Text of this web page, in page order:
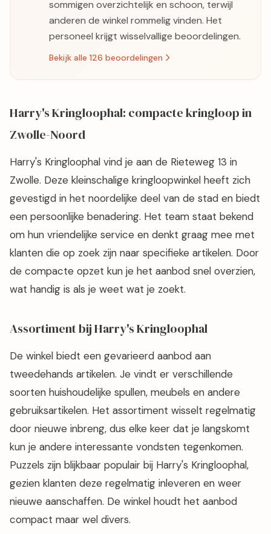
sommigen overzichtelijk en schoon, terwijl
anderen de winkel rommelig vinden. Het
personeel krijgt wisselvallige beoordelingen.
Bekijk alle 126 beoordelingen
Harry's Kringloophal: compacte kringloop in
Zwolle-Noord
Harry's Kringloophal vind je aan de Rieteweg 13 in
Zwolle. Deze kleinschalige kringloopwinkel heeft zich
gevestigd in het noordelijke deel van de stad en biedt
een persoonlijke benadering. Het team staat bekend
om hun vriendelijke service en denkt graag mee met
klanten die op zoek zijn naar specifieke artikelen. Door
de compacte opzet kun je het aanbod snel overzien,
wat handig is als je weet wat je zoekt.
Assortiment bij Harry's Kringloophal
De winkel biedt een gevarieerd aanbod aan
tweedehands artikelen. Je vindt er verschillende
soorten huishoudelijke spullen, meubels en andere
gebruiksartikelen. Het assortiment wisselt regelmatig
door nieuwe inbreng, dus elke keer dat je langskomt
kun je andere interessante vondsten tegenkomen.
Puzzels zijn blijkbaar populair bij Harry's Kringloophal,
gezien klanten deze regelmatig inleveren en weer
nieuwe aanschaffen. De winkel houdt het aanbod
compact maar wel divers.